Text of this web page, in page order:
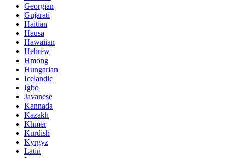
Georgian
Gujarati
Haitian
Hausa
Hawaiian
Hebrew
Hmong
Hungarian
Icelandic
Igbo
Javanese
Kannada
Kazakh
Khmer
Kurdish
Kyrgyz
Latin